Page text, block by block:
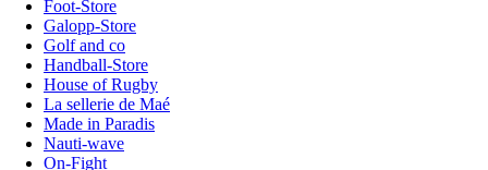
Foot-Store
Galopp-Store
Golf and co
Handball-Store
House of Rugby
La sellerie de Maé
Made in Paradis
Nauti-wave
On-Fight